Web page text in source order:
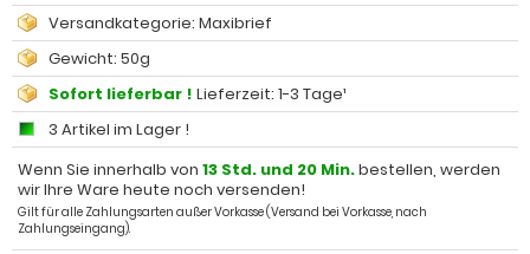
Versandkategorie: Maxibrief
Gewicht: 50g
Sofort lieferbar ! Lieferzeit: 1-3 Tage¹
3 Artikel im Lager !
Wenn Sie innerhalb von 13 Std. und 20 Min.bestellen, werden
wir Ihre Ware heute noch versenden!
Gilt für alle Zahlungsarten außer Vorkasse (Versand bei Vorkasse, nach
Zahlungseingang).